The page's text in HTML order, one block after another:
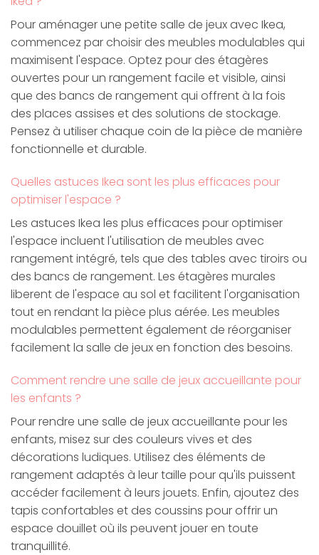
Pour aménager une petite salle de jeux avec Ikea,
commencez par choisir des meubles modulables qui
maximisent l'espace. Optez pour des étagères
ouvertes pour un rangement facile et visible, ainsi
que des bancs de rangement qui offrent à la fois
des places assises et des solutions de stockage.
Pensez à utiliser chaque coin de la pièce de manière
fonctionnelle et durable.
Quelles astuces Ikea sont les plus efficaces pour
optimiser l'espace ?
Les astuces Ikea les plus efficaces pour optimiser
l'espace incluent l'utilisation de meubles avec
rangement intégré, tels que des tables avec tiroirs ou
des bancs de rangement. Les étagères murales
liberent de l'espace au sol et facilitent l'organisation
tout en rendant la pièce plus aérée. Les meubles
modulables permettent également de réorganiser
facilement la salle de jeux en fonction des besoins.
Comment rendre une salle de jeux accueillante pour
les enfants ?
Pour rendre une salle de jeux accueillante pour les
enfants, misez sur des couleurs vives et des
décorations ludiques. Utilisez des éléments de
rangement adaptés à leur taille pour qu'ils puissent
accéder facilement à leurs jouets. Enfin, ajoutez des
tapis confortables et des coussins pour offrir un
espace douillet où ils peuvent jouer en toute
tranquillité.